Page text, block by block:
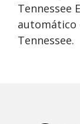
Tennessee
automático
Tennessee.